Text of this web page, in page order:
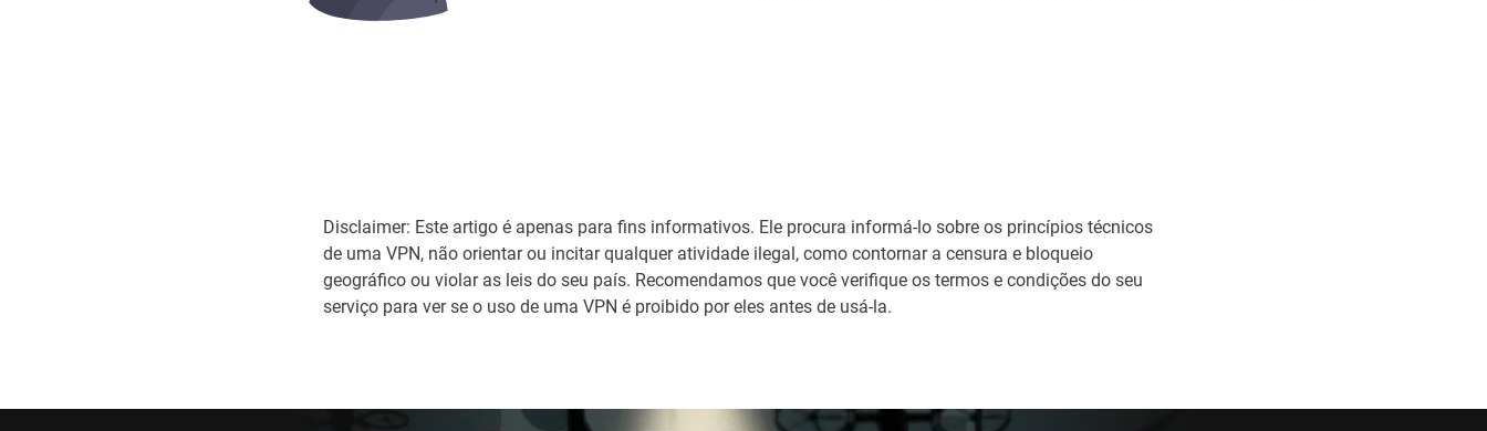
Disclaimer: Este artigo é apenas para fins informativos. Ele procura informá-lo sobre os princípios técnicos
de uma VPN, não orientar ou incitar qualquer atividade ilegal, como contornar a censura e bloqueio
geográfico ou violar as leis do seu país. Recomendamos que você verifique os termos e condições do seu
serviço para ver se o uso de uma VPN é proibido por eles antes de usá-la.